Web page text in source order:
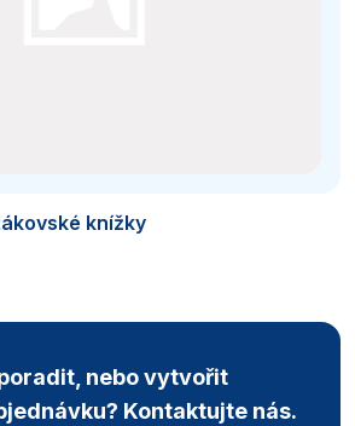
knížky
nebo vytvořit
Kontaktujte nás.